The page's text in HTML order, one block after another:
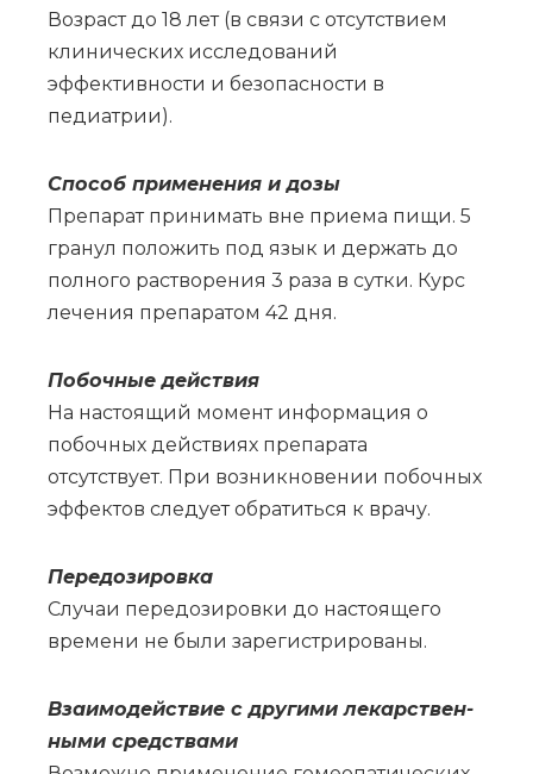
Возраст до 18 лет (в связи с отсутствием
клинических исследований
эффективности и безопасности в
педиатрии).
Спо­соб при­ме­не­ния и до­зы
Препарат принимать вне приема пищи. 5
гранул положить под язык и держать до
полного растворения 3 раза в сутки. Курс
лечения препаратом 42 дня.
По­боч­ные действия
На настоящий момент информация о
побочных действиях препарата
отсутствует. При возникновении побочных
эффектов следует обратиться к врачу.
Пе­ре­до­зи­ров­ка
Слу­чаи пе­ре­до­зи­ров­ки до на­сто­я­ще­го
вре­ме­ни не бы­ли за­ре­ги­стри­ро­ва­ны.
Вза­и­мо­действие с дру­ги­ми ле­кар­ствен­
ны­ми сред­ства­ми